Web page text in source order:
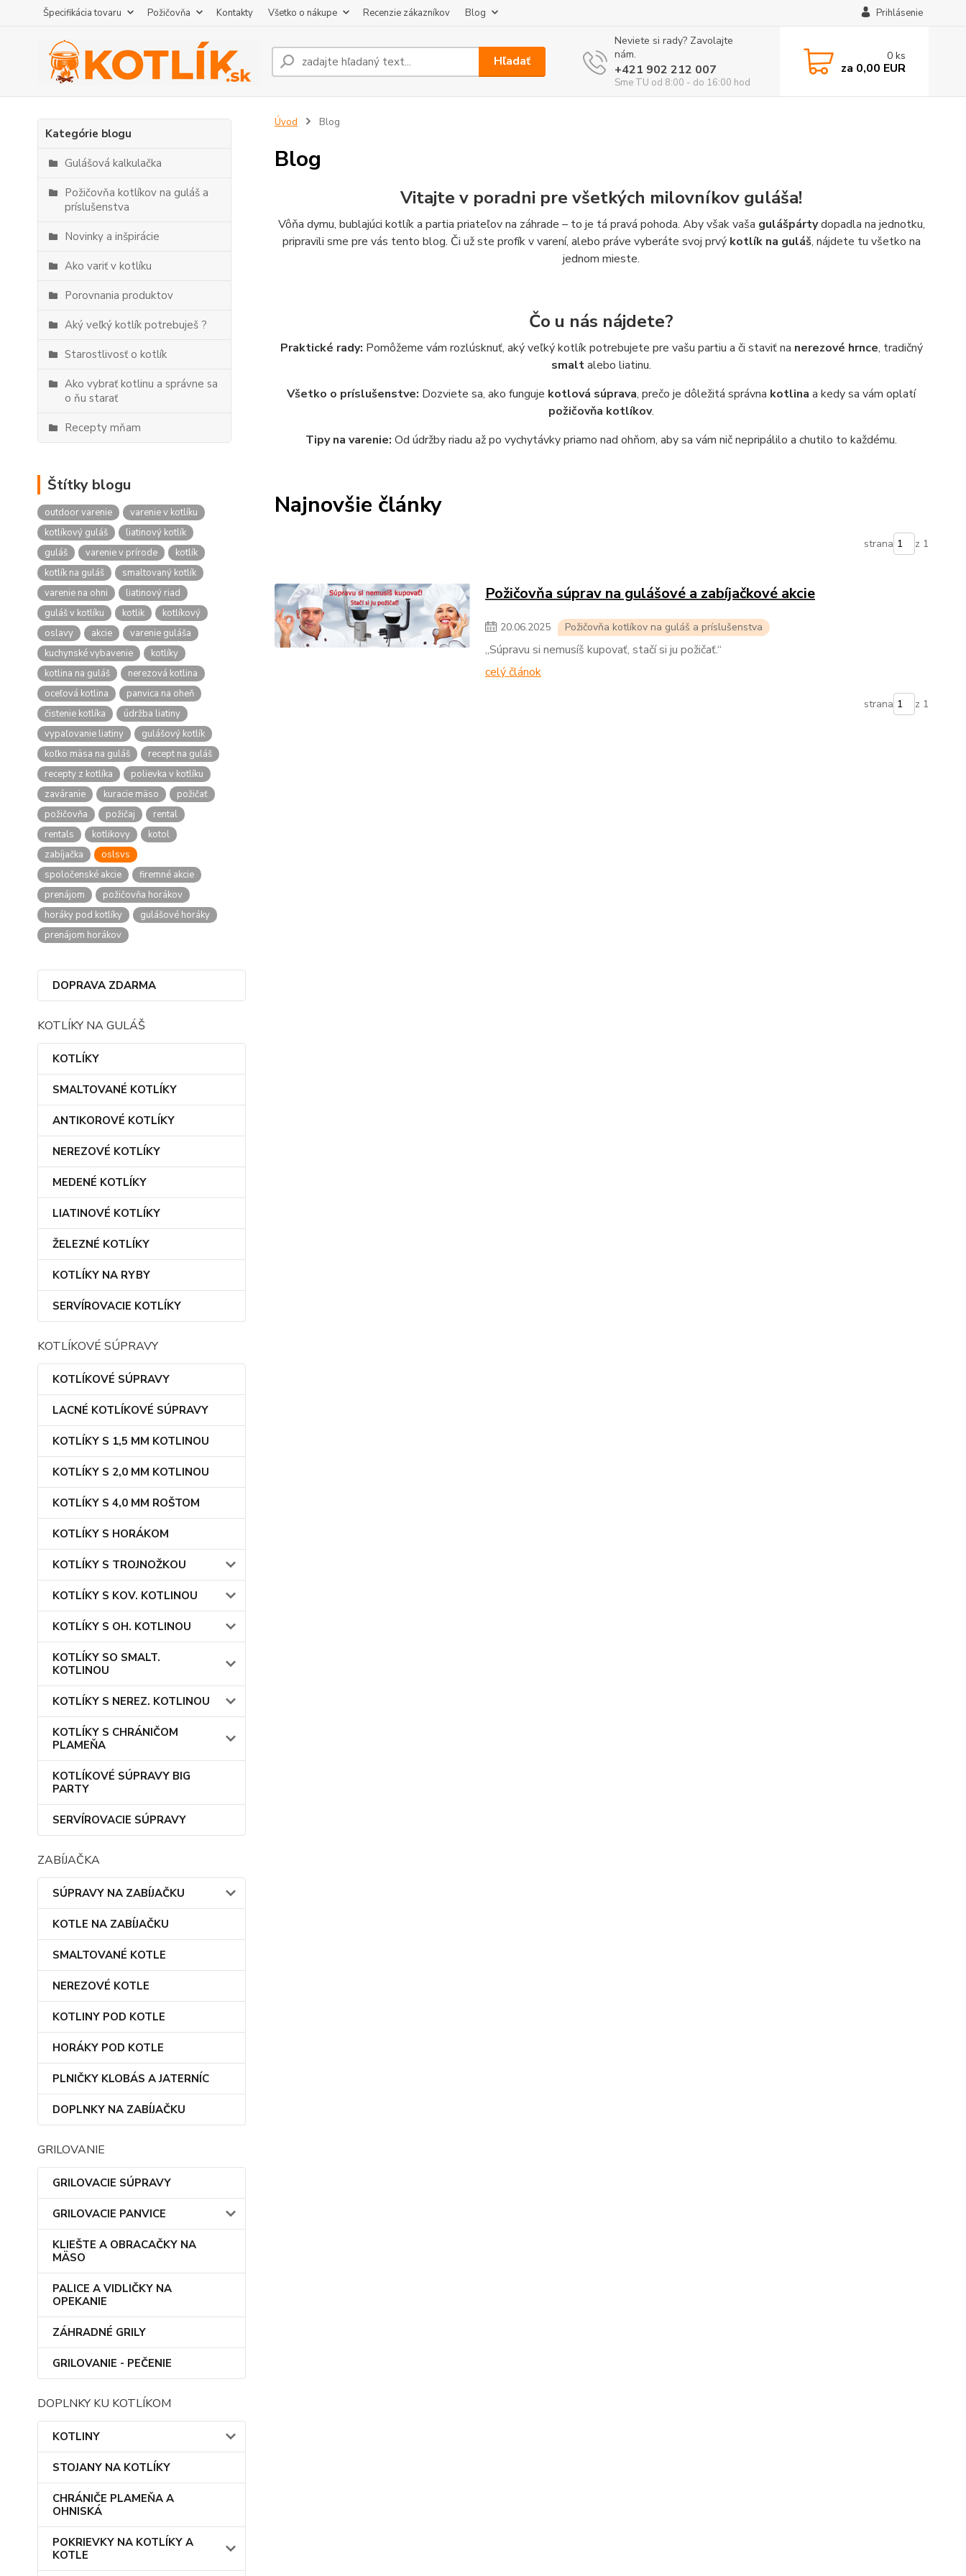
Špecifikácia tovaru Požičovňa Kontakty Všetko o nákupe Recenzie zákazníkov Blog Prihlásenie
Hľadať
Neviete si rady? Zavolajte
nám.
+421 902 212 007
Sme TU od 8:00 - do 16:00 hod
0 ks
za 0,00 EUR
Kategórie blogu
Gulášová kalkulačka
Požičovňa kotlíkov na guláš a
príslušenstva
Novinky a inšpirácie
Ako variť v kotlíku
Porovnania produktov
Aký veľký kotlík potrebuješ ?
Starostlivosť o kotlík
Ako vybrať kotlinu a správne sa
o ňu starať
Recepty mňam
Štítky blogu
outdoor varenie
varenie v kotlíku
kotlíkový guláš
liatinový kotlík
guláš
varenie v prírode
kotlík
kotlík na guláš
smaltovaný kotlík
varenie na ohni
liatinový riad
guláš v kotlíku
kotlik
kotlíkový
oslavy
akcie
varenie guláša
kuchynské vybavenie
kotlíky
kotlina na guláš
nerezová kotlina
oceľová kotlina
panvica na oheň
čistenie kotlíka
údržba liatiny
vypaľovanie liatiny
gulášový kotlík
koľko mäsa na guláš
recept na guláš
recepty z kotlíka
polievka v kotlíku
zaváranie
kuracie mäso
požičať
požičovňa
požičaj
rental
rentals
kotlikovy
kotol
zabíjačka
oslsvs
spoločenské akcie
firemné akcie
prenájom
požičovňa horákov
horáky pod kotlíky
gulášové horáky
prenájom horákov
DOPRAVA ZDARMA
KOTLÍKY NA GULÁŠ
KOTLÍKY
SMALTOVANÉ KOTLÍKY
ANTIKOROVÉ KOTLÍKY
NEREZOVÉ KOTLÍKY
MEDENÉ KOTLÍKY
LIATINOVÉ KOTLÍKY
ŽELEZNÉ KOTLÍKY
KOTLÍKY NA RYBY
SERVÍROVACIE KOTLÍKY
KOTLÍKOVÉ SÚPRAVY
KOTLÍKOVÉ SÚPRAVY
LACNÉ KOTLÍKOVÉ SÚPRAVY
KOTLÍKY S 1,5 MM KOTLINOU
KOTLÍKY S 2,0 MM KOTLINOU
KOTLÍKY S 4,0 MM ROŠTOM
KOTLÍKY S HORÁKOM
KOTLÍKY S TROJNOŽKOU
KOTLÍKY S KOV. KOTLINOU
KOTLÍKY S OH. KOTLINOU
KOTLÍKY SO SMALT.
KOTLINOU
KOTLÍKY S NEREZ. KOTLINOU
KOTLÍKY S CHRÁNIČOM
PLAMEŇA
KOTLÍKOVÉ SÚPRAVY BIG
PARTY
SERVÍROVACIE SÚPRAVY
ZABÍJAČKA
SÚPRAVY NA ZABÍJAČKU
KOTLE NA ZABÍJAČKU
SMALTOVANÉ KOTLE
NEREZOVÉ KOTLE
KOTLINY POD KOTLE
HORÁKY POD KOTLE
PLNIČKY KLOBÁS A JATERNÍC
DOPLNKY NA ZABÍJAČKU
GRILOVANIE
GRILOVACIE SÚPRAVY
GRILOVACIE PANVICE
KLIEŠTE A OBRACAČKY NA
MÄSO
PALICE A VIDLIČKY NA
OPEKANIE
ZÁHRADNÉ GRILY
GRILOVANIE - PEČENIE
DOPLNKY KU KOTLÍKOM
KOTLINY
STOJANY NA KOTLÍKY
CHRÁNIČE PLAMEŇA A
OHNISKÁ
POKRIEVKY NA KOTLÍKY A
KOTLE
Úvod Blog
Blog
Vitajte v poradni pre všetkých milovníkov guláša!
Vôňa dymu, bublajúci kotlík a partia priateľov na záhrade – to je tá pravá pohoda. Aby však vaša gulášpártydopadla na jednotku,
pripravili sme pre vás tento blog. Či už ste profík v varení, alebo práve vyberáte svoj prvý kotlík na guláš, nájdete tu všetko na
jednom mieste.
Čo u nás nájdete?
Praktické rady: Pomôžeme vám rozlúsknuť, aký veľký kotlík potrebujete pre vašu partiu a či staviť na nerezové hrnce, tradičný
smaltalebo liatinu.
Všetko o príslušenstve: Dozviete sa, ako funguje kotlová súprava, prečo je dôležitá správna kotlina a kedy sa vám oplatí
požičovňa kotlíkov.
Tipy na varenie: Od údržby riadu až po vychytávky priamo nad ohňom, aby sa vám nič nepripálilo a chutilo to každému.
Najnovšie články
strana z 1
Požičovňa súprav na gulášové a zabíjačkové akcie
20.06.2025 Požičovňa kotlíkov na guláš a príslušenstva
„Súpravu si nemusíš kupovať, stačí si ju požičať.“
celý článok
strana z 1